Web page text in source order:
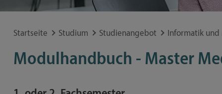
Allgemeinmedizin Schleswig-Holstein beteiligt.
Lorem ipsum dolor sit amet, consetetur sadipscing
voluptua. At vero eos et accusam et justo duo
Lorem ipsum dolor sit amet, consetetur
Prävention und betriebliches Gesundheitsmanagement
Institut für Endokrinologie
Internationale
Besondere Bewerbungsanliegen
Startseite Studium Studienangebot Informatik
Modulhandbuch - Master